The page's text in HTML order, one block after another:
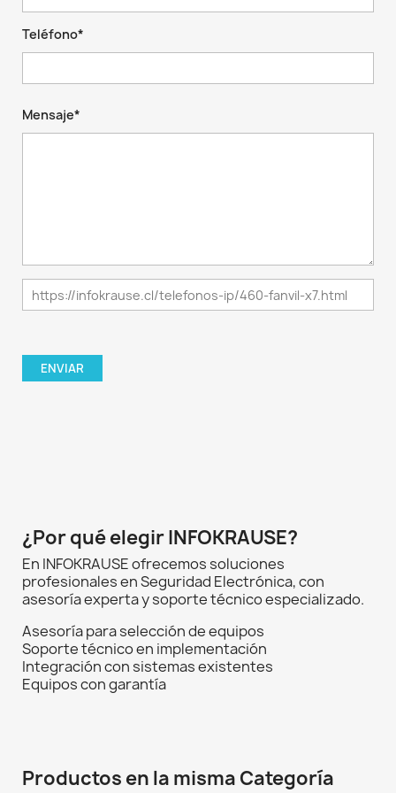
Teléfono*
Mensaje*
¿Por qué elegir INFOKRAUSE?
En INFOKRAUSE ofrecemos soluciones
profesionales en Seguridad Electrónica, con
asesoría experta y soporte técnico especializado.
Asesoría para selección de equipos
Soporte técnico en implementación
Integración con sistemas existentes
Equipos con garantía
Productos en la misma Categoría